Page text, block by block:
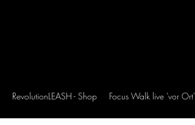
RevolutionLEASH - Shop Focus Walk live 'vor Ort'